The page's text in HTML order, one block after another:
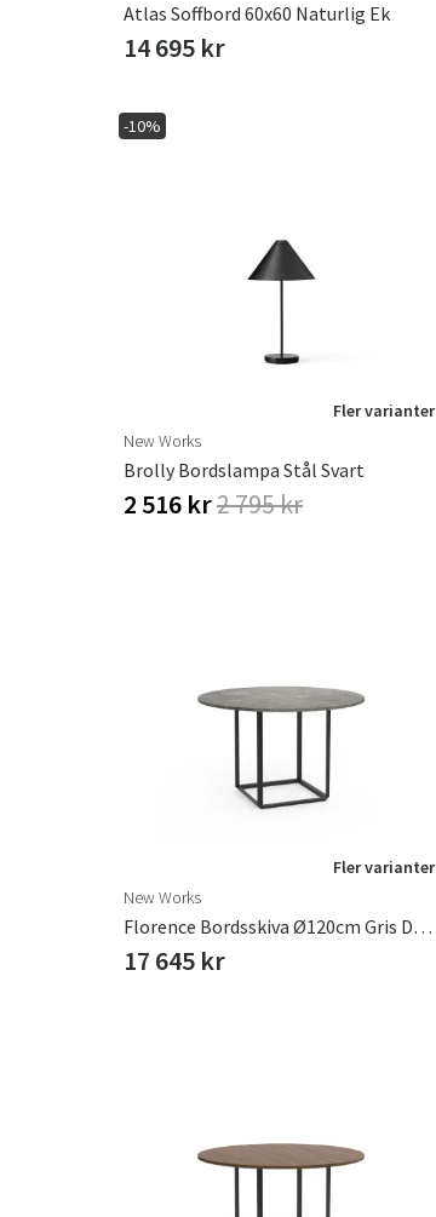
Atlas Soffbord 60x60 Naturlig Ek
14 695 kr
-10%
Fler varianter
New Works
Brolly Bordslampa Stål Svart
2 516 kr2 795 kr
Fler varianter
New Works
Florence Bordsskiva Ø120cm Gris Du Marais Marmor
17 645 kr